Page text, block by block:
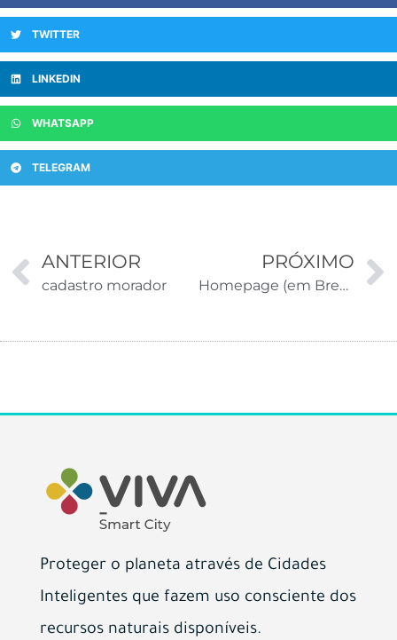
TWITTER
LINKEDIN
WHATSAPP
TELEGRAM
ANTERIOR
cadastro morador
PRÓXIMO
Homepage (em Breve)
Proteger o planeta através de Cidades
Inteligentes que fazem uso consciente dos
recursos naturais disponíveis.